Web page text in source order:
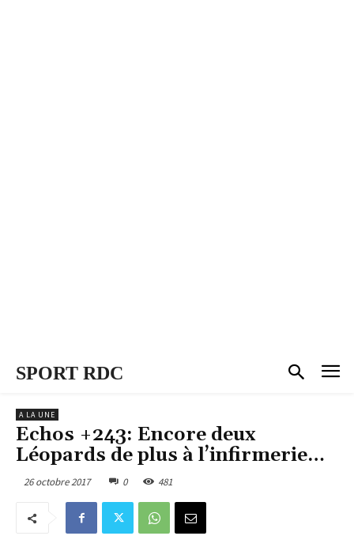
SPORT RDC
A LA UNE
Echos +243: Encore deux
Léopards de plus à l’infirmerie…
26 octobre 2017 0 481